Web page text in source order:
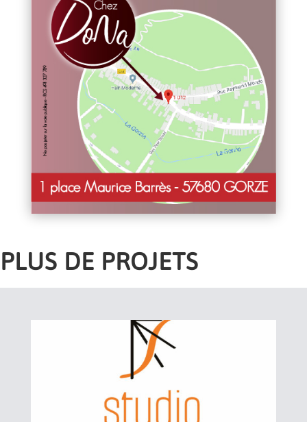
PLUS DE PROJETS